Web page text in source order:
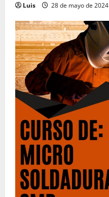
Luis 28 de mayo de 2024